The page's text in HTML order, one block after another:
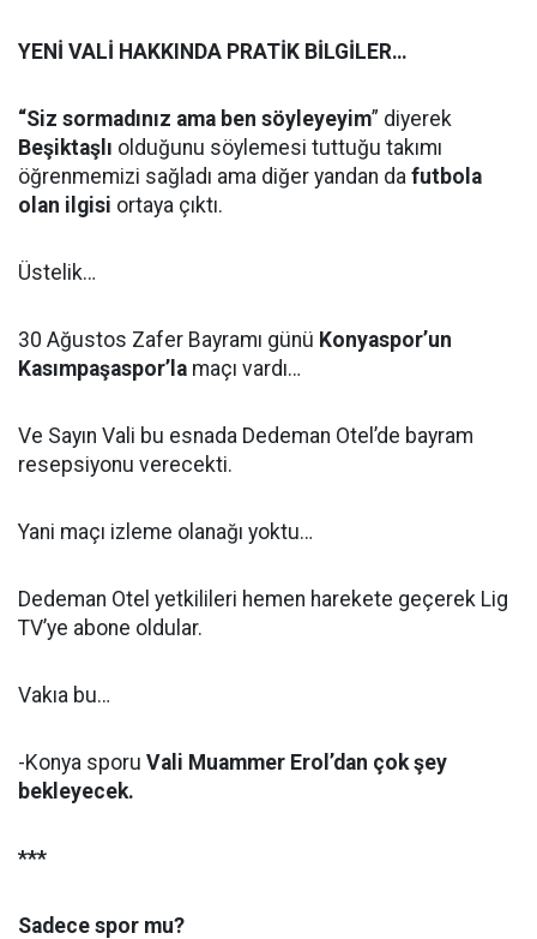
YENİ VALİ HAKKINDA PRATİK BİLGİLER…
“Siz sormadınız ama ben söyleyeyim” diyerek
Beşiktaşlı olduğunu söylemesi tuttuğu takımı
öğrenmemizi sağladı ama diğer yandan da futbola
olan ilgisi ortaya çıktı.
Üstelik…
30 Ağustos Zafer Bayramı günü Konyaspor’un
Kasımpaşaspor’la maçı vardı…
Ve Sayın Vali bu esnada Dedeman Otel’de bayram
resepsiyonu verecekti.
Yani maçı izleme olanağı yoktu…
Dedeman Otel yetkilileri hemen harekete geçerek Lig
TV’ye abone oldular.
Vakıa bu…
-Konya sporu Vali Muammer Erol’dan çok şey
bekleyecek.
***
Sadece spor mu?